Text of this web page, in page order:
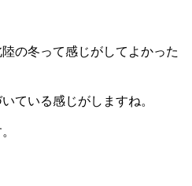
の冬って感じがしてよかった
ている感じがしますね。